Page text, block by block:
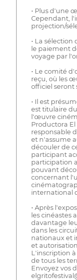
• Plus d'une
Cependant,
projection/
• La
le paiement
voyage par
• Le comité
reçu, où les
officiel seront
• Il est
est titulaire
l'œuvre
Productora El
responsable
et n'assume
découler de
participant
participation
pouvant
concernant
international
• Après
les cinéastes
davantage
dans les
nationaux et
et
L'inscription
de tous les
Envoyez vos